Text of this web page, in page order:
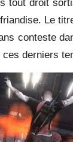
droit
Le
conteste
derniers